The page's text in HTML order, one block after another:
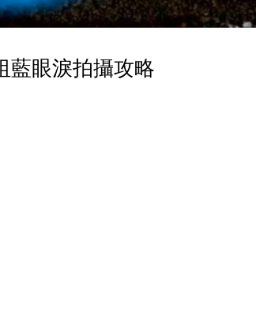
藍眼淚拍攝攻略